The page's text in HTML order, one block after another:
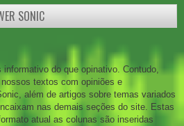
SONIC
do que opinativo. Contudo,
textos com opiniões e
além de artigos sobre temas variados
nas demais seções do site. Estas
atual as colunas são inseridas